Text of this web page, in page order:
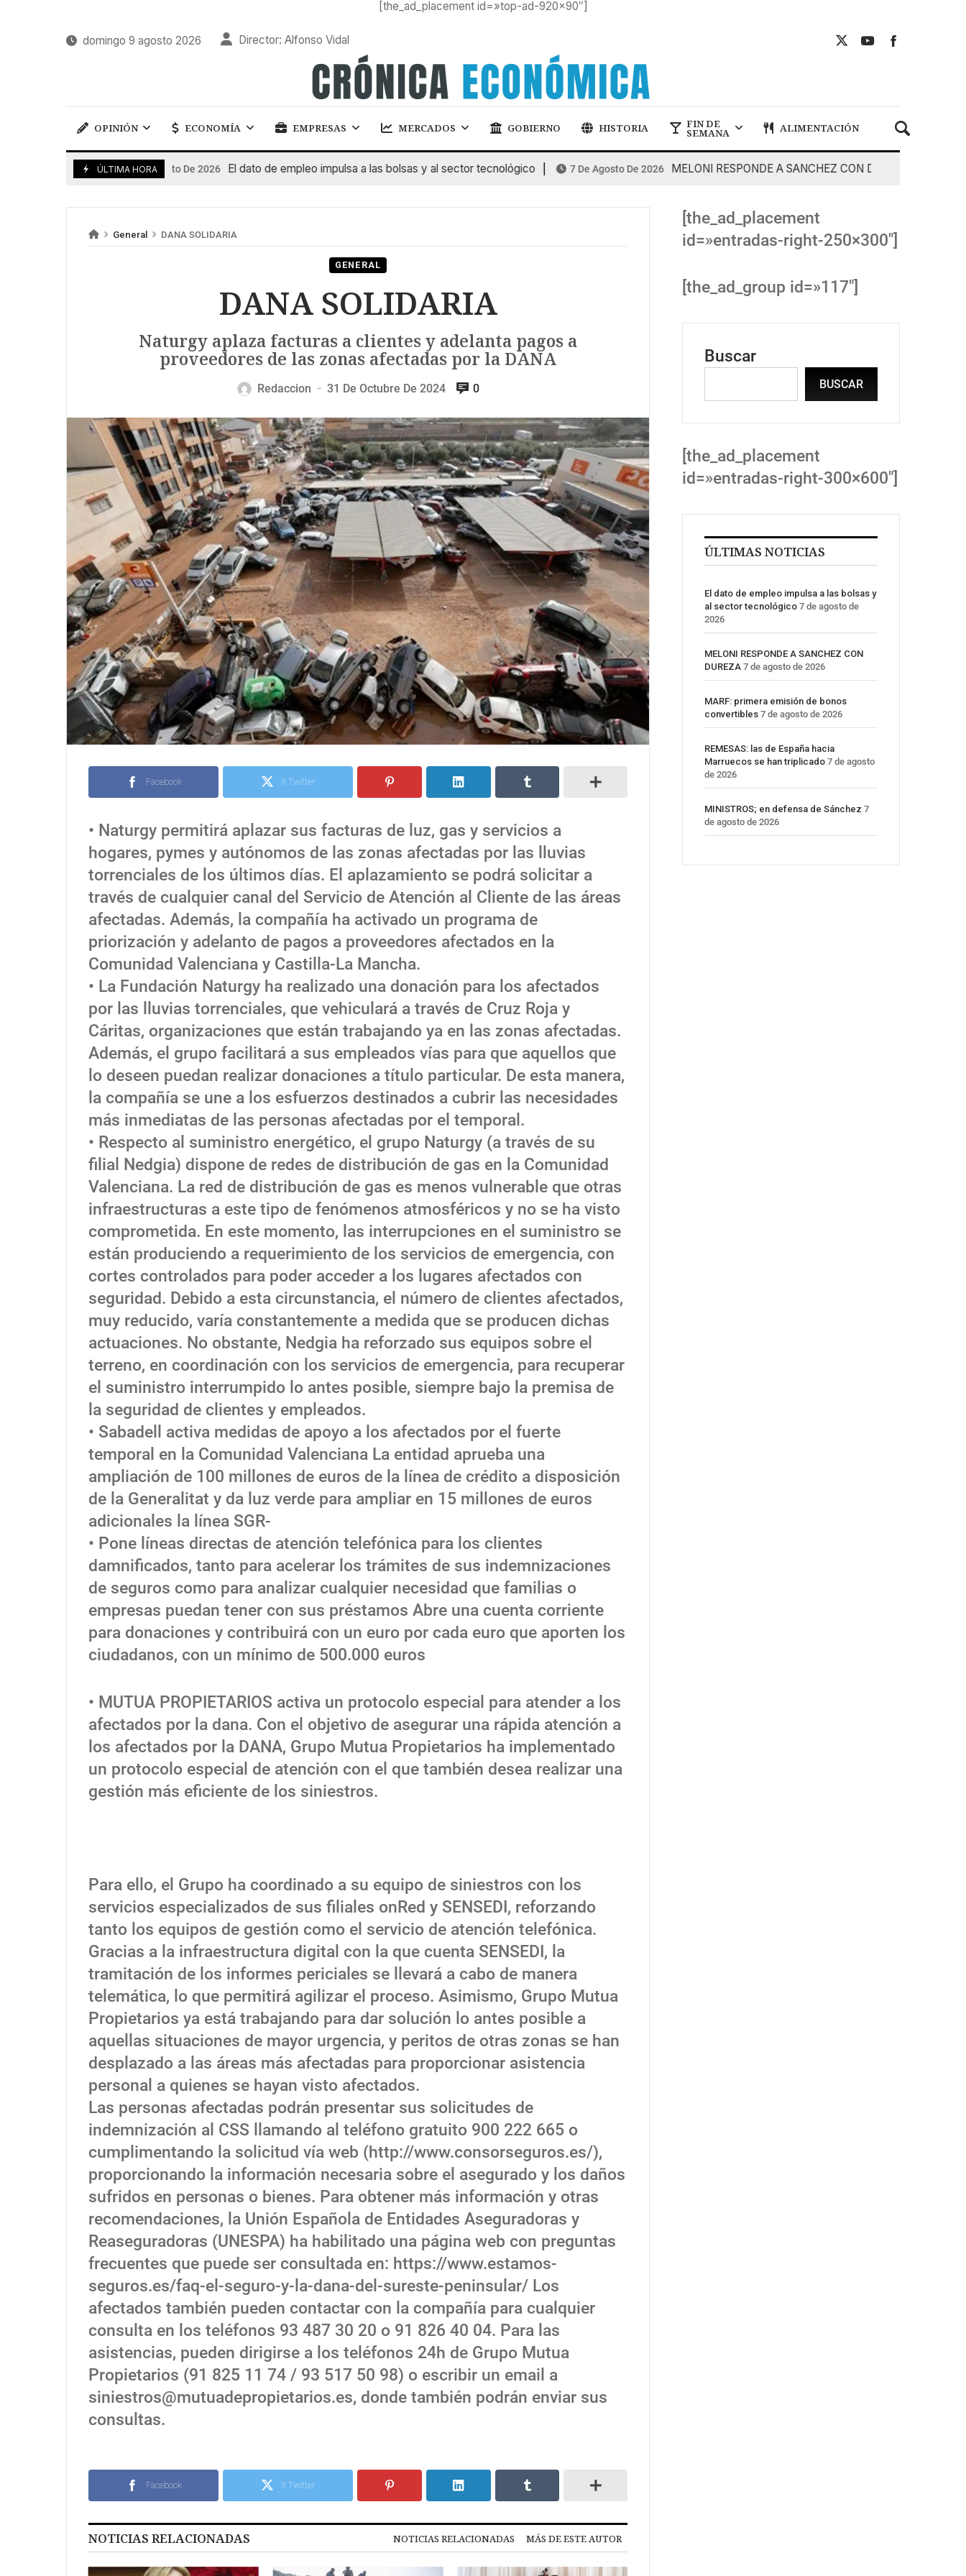
[the_ad_placement id=»top-ad-920×90″]
domingo 9 agosto 2026 Director: Alfonso Vidal
OPINIÓN ECONOMÍA EMPRESAS MERCADOS GOBIERNO HISTORIA FIN DE
SEMANA ALIMENTACIÓN
ÚLTIMA HORA
7 De Agosto De 2026 El dato de empleo impulsa a las bolsas y al sector tecnológico 7 De Agosto De 2026 MELONI RESPONDE A SANCHEZ CON DUREZA
General DANA SOLIDARIA
GENERAL
DANA SOLIDARIA
Naturgy aplaza facturas a clientes y adelanta pagos a
proveedores de las zonas afectadas por la DANA
Redaccion — 31 De Octubre De 2024 0
Facebook X Twitter
• Naturgy permitirá aplazar sus facturas de luz, gas y servicios a
hogares, pymes y autónomos de las zonas afectadas por las lluvias
torrenciales de los últimos días. El aplazamiento se podrá solicitar a
través de cualquier canal del Servicio de Atención al Cliente de las áreas
afectadas. Además, la compañía ha activado un programa de
priorización y adelanto de pagos a proveedores afectados en la
Comunidad Valenciana y Castilla-La Mancha.
• La Fundación Naturgy ha realizado una donación para los afectados
por las lluvias torrenciales, que vehiculará a través de Cruz Roja y
Cáritas, organizaciones que están trabajando ya en las zonas afectadas.
Además, el grupo facilitará a sus empleados vías para que aquellos que
lo deseen puedan realizar donaciones a título particular. De esta manera,
la compañía se une a los esfuerzos destinados a cubrir las necesidades
más inmediatas de las personas afectadas por el temporal.
• Respecto al suministro energético, el grupo Naturgy (a través de su
filial Nedgia) dispone de redes de distribución de gas en la Comunidad
Valenciana. La red de distribución de gas es menos vulnerable que otras
infraestructuras a este tipo de fenómenos atmosféricos y no se ha visto
comprometida. En este momento, las interrupciones en el suministro se
están produciendo a requerimiento de los servicios de emergencia, con
cortes controlados para poder acceder a los lugares afectados con
seguridad. Debido a esta circunstancia, el número de clientes afectados,
muy reducido, varía constantemente a medida que se producen dichas
actuaciones. No obstante, Nedgia ha reforzado sus equipos sobre el
terreno, en coordinación con los servicios de emergencia, para recuperar
el suministro interrumpido lo antes posible, siempre bajo la premisa de
la seguridad de clientes y empleados.
• Sabadell activa medidas de apoyo a los afectados por el fuerte
temporal en la Comunidad Valenciana La entidad aprueba una
ampliación de 100 millones de euros de la línea de crédito a disposición
de la Generalitat y da luz verde para ampliar en 15 millones de euros
adicionales la línea SGR-
• Pone líneas directas de atención telefónica para los clientes
damnificados, tanto para acelerar los trámites de sus indemnizaciones
de seguros como para analizar cualquier necesidad que familias o
empresas puedan tener con sus préstamos Abre una cuenta corriente
para donaciones y contribuirá con un euro por cada euro que aporten los
ciudadanos, con un mínimo de 500.000 euros
• MUTUA PROPIETARIOS activa un protocolo especial para atender a los
afectados por la dana. Con el objetivo de asegurar una rápida atención a
los afectados por la DANA, Grupo Mutua Propietarios ha implementado
un protocolo especial de atención con el que también desea realizar una
gestión más eficiente de los siniestros.
Para ello, el Grupo ha coordinado a su equipo de siniestros con los
servicios especializados de sus filiales onRed y SENSEDI, reforzando
tanto los equipos de gestión como el servicio de atención telefónica.
Gracias a la infraestructura digital con la que cuenta SENSEDI, la
tramitación de los informes periciales se llevará a cabo de manera
telemática, lo que permitirá agilizar el proceso. Asimismo, Grupo Mutua
Propietarios ya está trabajando para dar solución lo antes posible a
aquellas situaciones de mayor urgencia, y peritos de otras zonas se han
desplazado a las áreas más afectadas para proporcionar asistencia
personal a quienes se hayan visto afectados.
Las personas afectadas podrán presentar sus solicitudes de
indemnización al CSS llamando al teléfono gratuito 900 222 665 o
cumplimentando la solicitud vía web (http://www.consorseguros.es/),
proporcionando la información necesaria sobre el asegurado y los daños
sufridos en personas o bienes. Para obtener más información y otras
recomendaciones, la Unión Española de Entidades Aseguradoras y
Reaseguradoras (UNESPA) ha habilitado una página web con preguntas
frecuentes que puede ser consultada en: https://www.estamos-
seguros.es/faq-el-seguro-y-la-dana-del-sureste-peninsular/ Los
afectados también pueden contactar con la compañía para cualquier
consulta en los teléfonos 93 487 30 20 o 91 826 40 04. Para las
asistencias, pueden dirigirse a los teléfonos 24h de Grupo Mutua
Propietarios (91 825 11 74 / 93 517 50 98) o escribir un email a
siniestros@mutuadepropietarios.es, donde también podrán enviar sus
consultas.
Facebook X Twitter
NOTICIAS RELACIONADAS NOTICIAS RELACIONADAS MÁS DE ESTE AUTOR
[the_ad_placement
id=»entradas-right-250×300″]
[the_ad_group id=»117″]
Buscar
BUSCAR
[the_ad_placement
id=»entradas-right-300×600″]
ÚLTIMAS NOTICIAS
El dato de empleo impulsa a las bolsas y
al sector tecnológico 7 de agosto de
2026
MELONI RESPONDE A SANCHEZ CON
DUREZA 7 de agosto de 2026
MARF: primera emisión de bonos
convertibles 7 de agosto de 2026
REMESAS: las de España hacia
Marruecos se han triplicado 7 de agosto
de 2026
MINISTROS; en defensa de Sánchez 7
de agosto de 2026